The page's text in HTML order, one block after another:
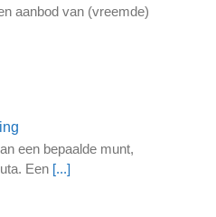
aanbod van (vreemde)
een bepaalde munt,
Een [...]